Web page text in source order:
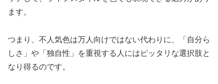
ます。
つまり、不人気色は万人向けではない代わりに、「自分ら
しさ」や「独自性」を重視する人にはピッタリな選択肢と
なり得るのです。